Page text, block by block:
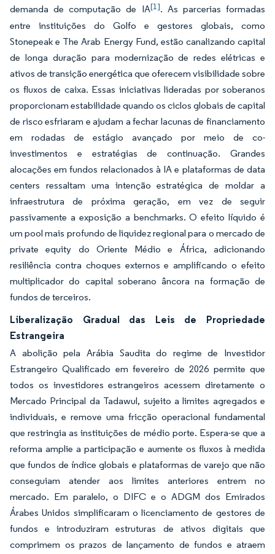
demanda de computação de IA[1]. As parcerias formadas
entre instituições do Golfo e gestores globais, como
Stonepeak e The Arab Energy Fund, estão canalizando capital
de longa duração para modernização de redes elétricas e
ativos de transição energética que oferecem visibilidade sobre
os fluxos de caixa. Essas iniciativas lideradas por soberanos
proporcionam estabilidade quando os ciclos globais de capital
de risco esfriaram e ajudam a fechar lacunas de financiamento
em rodadas de estágio avançado por meio de co-
investimentos e estratégias de continuação. Grandes
alocações em fundos relacionados à IA e plataformas de data
centers ressaltam uma intenção estratégica de moldar a
infraestrutura de próxima geração, em vez de seguir
passivamente a exposição a benchmarks. O efeito líquido é
um pool mais profundo de liquidez regional para o mercado de
private equity do Oriente Médio e África, adicionando
resiliência contra choques externos e amplificando o efeito
multiplicador do capital soberano âncora na formação de
fundos de terceiros.
Liberalização Gradual das Leis de Propriedade
Estrangeira
A abolição pela Arábia Saudita do regime de Investidor
Estrangeiro Qualificado em fevereiro de 2026 permite que
todos os investidores estrangeiros acessem diretamente o
Mercado Principal da Tadawul, sujeito a limites agregados e
individuais, e remove uma fricção operacional fundamental
que restringia as instituições de médio porte. Espera-se que a
reforma amplie a participação e aumente os fluxos à medida
que fundos de índice globais e plataformas de varejo que não
conseguiam atender aos limites anteriores entrem no
mercado. Em paralelo, o DIFC e o ADGM dos Emirados
Árabes Unidos simplificaram o licenciamento de gestores de
fundos e introduziram estruturas de ativos digitais que
comprimem os prazos de lançamento de fundos e atraem